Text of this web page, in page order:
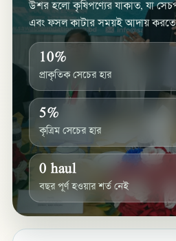
উশর হলো কৃষিপণ্যের যাকাত, যা
এবং ফসল কাটার সময়ই আদায় করতে
10%
প্রাকৃতিক সেচের হার
5%
কৃত্রিম সেচের হার
0 haul
বছর পূর্ণ হওয়ার শর্ত নেই